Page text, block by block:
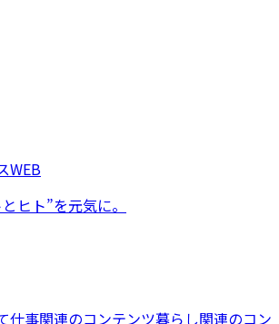
ヒト”を元気に。
仕事関連のコンテンツ暮らし関連のコン